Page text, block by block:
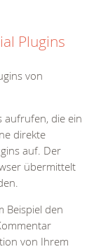
Plugins
von
aufrufen, die ein
direkte
auf. Der
übermittelt
Beispiel den
von Ihrem